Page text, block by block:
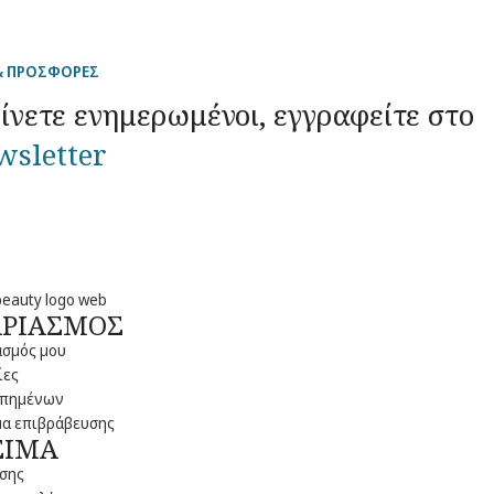
ΠΡΟΣΦΟΡΕΣ
ενημερωμένοι, εγγραφείτε στο
μου
επιβράβευσης